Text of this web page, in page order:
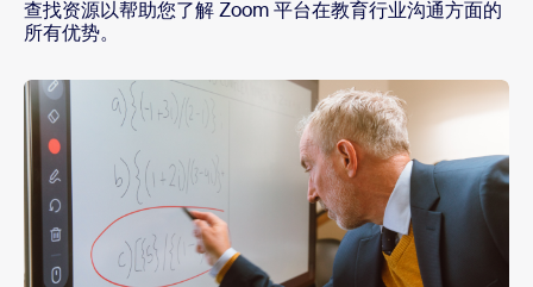
查找资源以帮助您了解 Zoom 平台在教育行业沟通方面的
所有优势。